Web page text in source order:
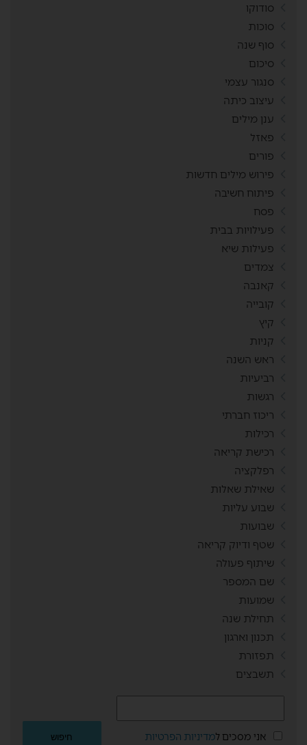
סודוקו
סוכות
סוף שנה
סיכום
סנגור עצמי
עיצוב כיתה
ענן מילים
פאזל
פורים
פירוש מילים חדשות
פיתוח חשיבה
פסח
פעילויות בבית
פעילות שיא
צמדים
קאנבה
קובייה
קיץ
קניות
ראש השנה
רביעיות
רגשות
ריכוז חברתי
רכילות
רכישת קריאה
רפלקציה
שאילת שאלות
שבוע עליות
שבועות
שטף ודיוק קריאה
שיתוף פעולה
שם המספר
שמועות
תחילת שנה
תכנון וארגון
תפזורת
תשבצים
אני מסכים למדיניות הפרטיות